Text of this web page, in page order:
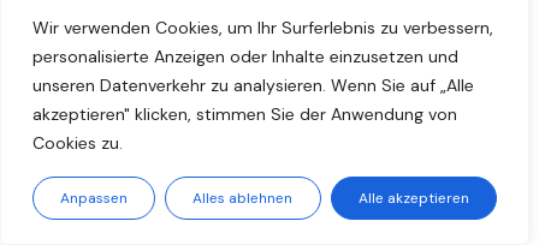
Wir verwenden Cookies, um Ihr Surferlebnis zu verbessern,
personalisierte Anzeigen oder Inhalte einzusetzen und
unseren Datenverkehr zu analysieren. Wenn Sie auf „Alle
akzeptieren" klicken, stimmen Sie der Anwendung von
Cookies zu.
Anpassen Alles ablehnen Alle akzeptieren